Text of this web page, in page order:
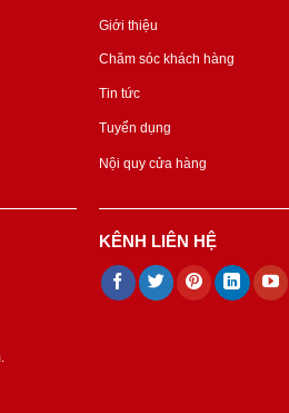
Giới thiệu
Chăm sóc khách hàng
Tin tức
Tuyển dụng
Nội quy cửa hàng
KÊNH LIÊN HỆ